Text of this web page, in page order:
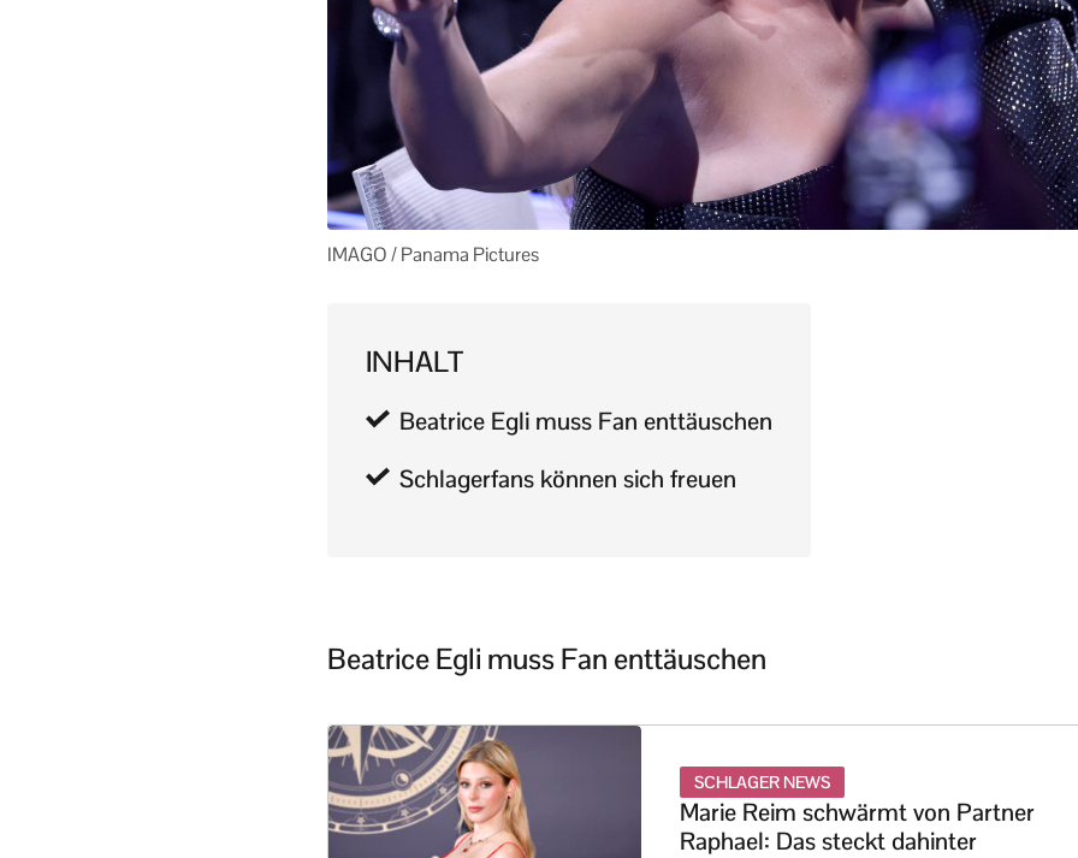
IMAGO / Panama Pictures
INHALT
Beatrice Egli muss Fan enttäuschen
Schlagerfans können sich freuen
Beatrice Egli muss Fan enttäuschen
SCHLAGER NEWS
Marie Reim schwärmt von Partner
Raphael: Das steckt dahinter